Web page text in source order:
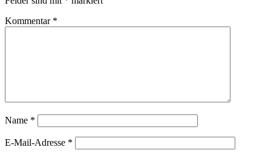
Kommentar *
Name *
E-Mail-Adresse *